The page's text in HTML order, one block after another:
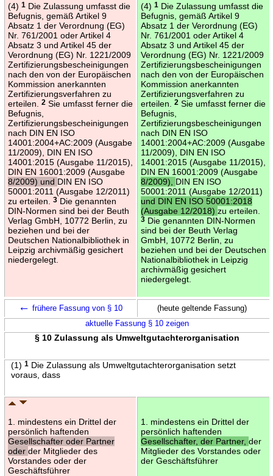
(4) 1Die Zulassung umfasst die
Befugnis, gemäß Artikel 9
Absatz 1 der Verordnung (EG)
Nr. 761/2001 oder Artikel 4
Absatz 3 und Artikel 45 der
Verordnung (EG) Nr. 1221/2009
Zertifizierungsbescheinigungen
nach den von der Europäischen
Kommission anerkannten
Zertifizierungsverfahren zu
erteilen.
2Sie umfasst ferner die
Befugnis,
Zertifizierungsbescheinigungen
nach DIN EN ISO
14001:2004+AC:2009 (Ausgabe
11/2009), DIN EN ISO
14001:2015 (Ausgabe 11/2015),
DIN EN 16001:2009 (Ausgabe
8/2009) und DIN EN ISO
50001:2011 (Ausgabe 12/2011)
zu erteilen.
3Die genannten
DIN-Normen sind bei der Beuth
Verlag GmbH, 10772 Berlin, zu
beziehen und bei der
Deutschen Nationalbibliothek in
Leipzig archivmäßig gesichert
niedergelegt.
(4) 1Die Zulassung umfasst die
Befugnis, gemäß Artikel 9
Absatz 1 der Verordnung (EG)
Nr. 761/2001 oder Artikel 4
Absatz 3 und Artikel 45 der
Verordnung (EG) Nr. 1221/2009
Zertifizierungsbescheinigungen
nach den von der Europäischen
Kommission anerkannten
Zertifizierungsverfahren zu
erteilen.
2Sie umfasst ferner die
Befugnis,
Zertifizierungsbescheinigungen
nach DIN EN ISO
14001:2004+AC:2009 (Ausgabe
11/2009), DIN EN ISO
14001:2015 (Ausgabe 11/2015),
DIN EN 16001:2009 (Ausgabe
8/2009), DIN EN ISO
50001:2011 (Ausgabe 12/2011)
und DIN EN ISO 50001:2018
(Ausgabe 12/2018) zu erteilen.
3Die genannten DIN-Normen
sind bei der Beuth Verlag
GmbH, 10772 Berlin, zu
beziehen und bei der Deutschen
Nationalbibliothek in Leipzig
archivmäßig gesichert
niedergelegt.
← frühere Fassung von § 10
(heute geltende Fassung)
aktuelle Fassung § 10 zeigen
§ 10 Zulassung als Umweltgutachterorganisation
(1) 1Die Zulassung als Umweltgutachterorganisation setzt
voraus, dass
1. mindestens ein Drittel der
persönlich haftenden
Gesellschafter oder Partner
oder der Mitglieder des
Vorstandes oder der
Geschäftsführer
1. mindestens ein Drittel der
persönlich haftenden
Gesellschafter, der Partner, der
Mitglieder des Vorstandes oder
der Geschäftsführer